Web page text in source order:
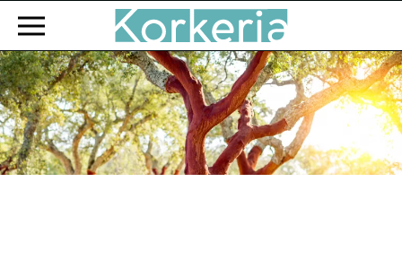
Zum Hauptinhalt springen